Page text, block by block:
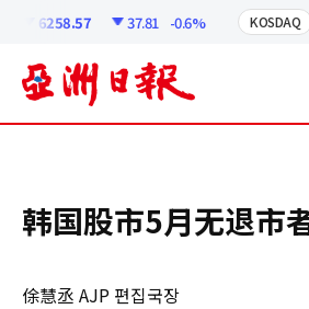
6258.57 37.81 -0.6% KOSDAQ
韩国股市5月无退市
俆慧丞 AJP 편집국장